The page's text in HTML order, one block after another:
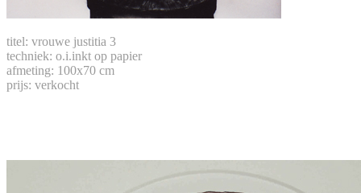
titel: vrouwe justitia 3
techniek: o.i.inkt op papier
afmeting: 100x70 cm
prijs: verkocht